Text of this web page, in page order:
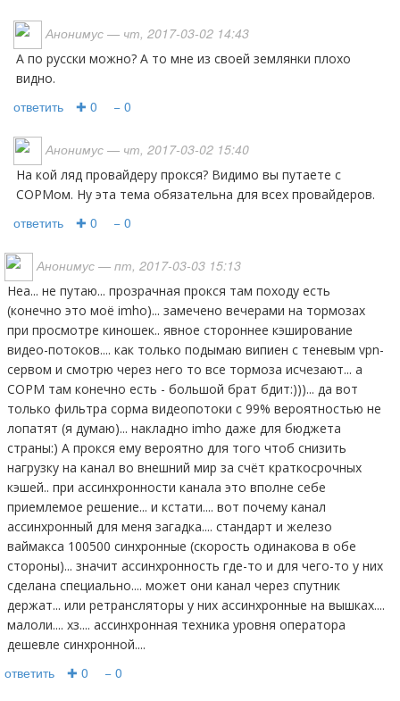
Анонимус — чт, 2017-03-02 14:43
А по русски можно? А то мне из своей землянки плохо
видно.
ответить ✚ 0 − 0
Анонимус — чт, 2017-03-02 15:40
На кой ляд провайдеру прокся? Видимо вы путаете с
СОРМом. Ну эта тема обязательна для всех провайдеров.
ответить ✚ 0 − 0
Анонимус — пт, 2017-03-03 15:13
неа... не путаю... прозрачная прокся там походу есть
(конечно это моё imho)... замечено вечерами на тормозах
при просмотре киношек.. явное стороннее кэширование
видео-потоков.... как только подымаю випиен с теневым vpn-
сервом и смотрю через него то все тормоза исчезают... а
СОРМ там конечно есть - большой брат бдит:)))... да вот
только фильтра сорма видеопотоки с 99% вероятностью не
лопатят (я думаю)... накладно imho даже для бюджета
страны:) А прокся ему вероятно для того чтоб снизить
нагрузку на канал во внешний мир за счёт краткосрочных
кэшей.. при ассинхронности канала это вполне себе
приемлемое решение... и кстати.... вот почему канал
ассинхронный для меня загадка.... стандарт и железо
ваймакса 100500 синхронные (скорость одинакова в обе
стороны)... значит ассинхронность где-то и для чего-то у них
сделана специально.... может они канал через спутник
держат... или ретрансляторы у них ассинхронные на вышках....
малоли.... хз.... ассинхронная техника уровня оператора
дешевле синхронной....
ответить ✚ 0 − 0